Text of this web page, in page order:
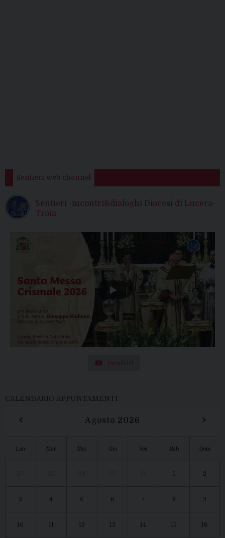
Sentieri web channel
Sentieri -incontri&dialoghi Diocesi di Lucera-
Troia
Iscriviti
CALENDARIO APPUNTAMENTI
‹ Agosto 2026 ›
Lun Mar Mer Gio Ven Sab Dom
1 2
3 4 5 6 7 8 9
10 11 12 13 14 15 16